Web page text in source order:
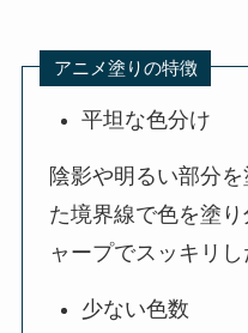
アニメ塗りの特徴
平坦な色分け
陰影や明るい部分
た境界線で色を塗
ャープでスッキリし
少ない色数